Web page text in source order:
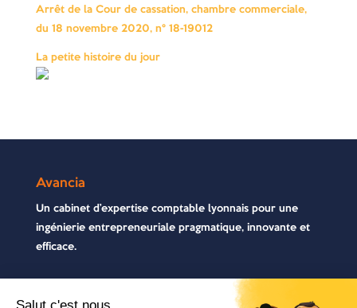
Arrêt de la Cour de cassation, chambre commerciale,
du 18 novembre 2020, n° 18-19012
La petite histoire du jour
Avancia
Un cabinet d’expertise comptable lyonnais pour une
ingénierie entrepreneuriale pragmatique, innovante et
efficace.
Contactez-nous